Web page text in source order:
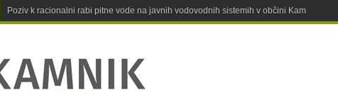
Poziv k racionalni rabi pitne vode na javnih vodovodnih sistemih v občini Kamnik